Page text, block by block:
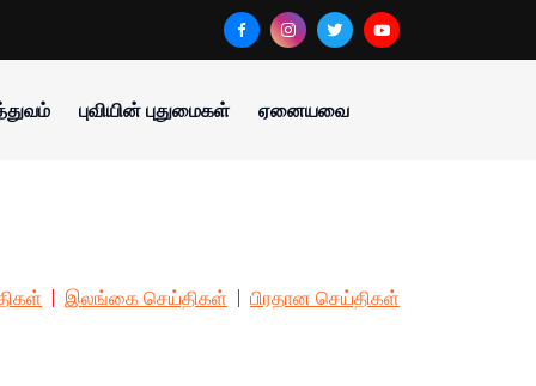
புவியின் புதுமைகள் ஏனையவை
இலங்கை செய்திகள் பிரதான செய்திகள்